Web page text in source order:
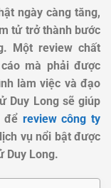
ngày càng tăng,
tử trở thành bước
Một review chất
mà phải được
làm việc và đạo
Duy Long sẽ giúp
để review công ty
vụ nổi bật được
Duy Long.